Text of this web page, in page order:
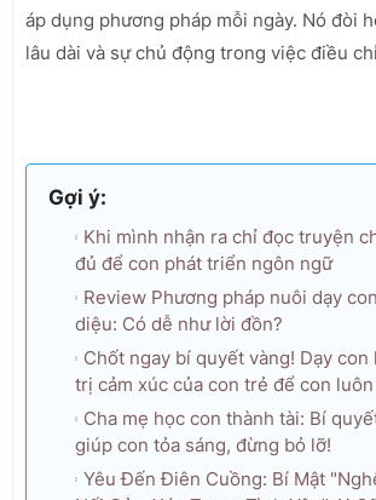
áp dụng phương pháp mỗi ngày. Nó đòi
lâu dài và sự chủ động trong việc điều
Gợi ý:
Khi mình nhận ra chỉ đọc truyện
đủ để con phát triển ngôn ngữ
Review Phương pháp nuôi dạy
diệu: Có dễ như lời đồn?
Chốt ngay bí quyết vàng! Dạy con
trị cảm xúc của con trẻ để con
Cha mẹ học con thành tài: Bí
giúp con tỏa sáng, đừng bỏ lỡ!
Yêu Đến Điên Cuồng: Bí Mật